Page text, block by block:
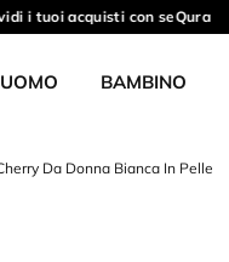
i tuoi acquisti con seQura
UOMO BAMBINO
Da Donna Bianca In Pelle